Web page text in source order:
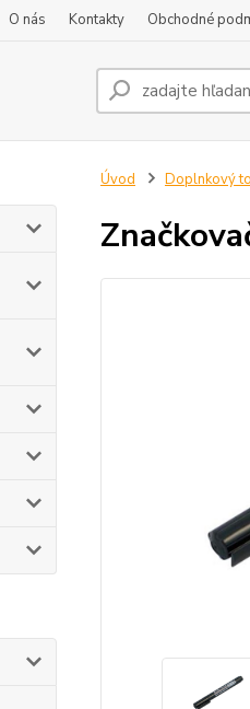
O nás Kontakty Obchodné
Úvod Doplnkový